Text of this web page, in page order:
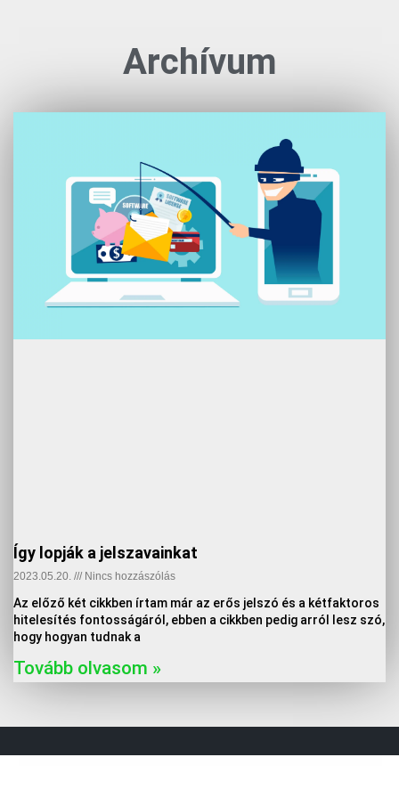
Archívum
Így lopják a jelszavainkat
2023.05.20. Nincs hozzászólás
Az előző két cikkben írtam már az erős jelszó és a kétfaktoros
hitelesítés fontosságáról, ebben a cikkben pedig arról lesz szó,
hogy hogyan tudnak a
Tovább olvasom »